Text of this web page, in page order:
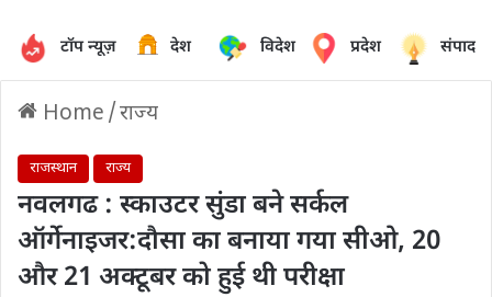
टॉप न्यूज़ देश विदेश प्रदेश
Home /राज्य
राजस्थान राज्य
नवलगढ : स्काउटर सुंडा बने सर्कल
ऑर्गेनाइजर:दौसा का बनाया गया सीओ, 20
और 21 अक्टूबर को हुई थी परीक्षा